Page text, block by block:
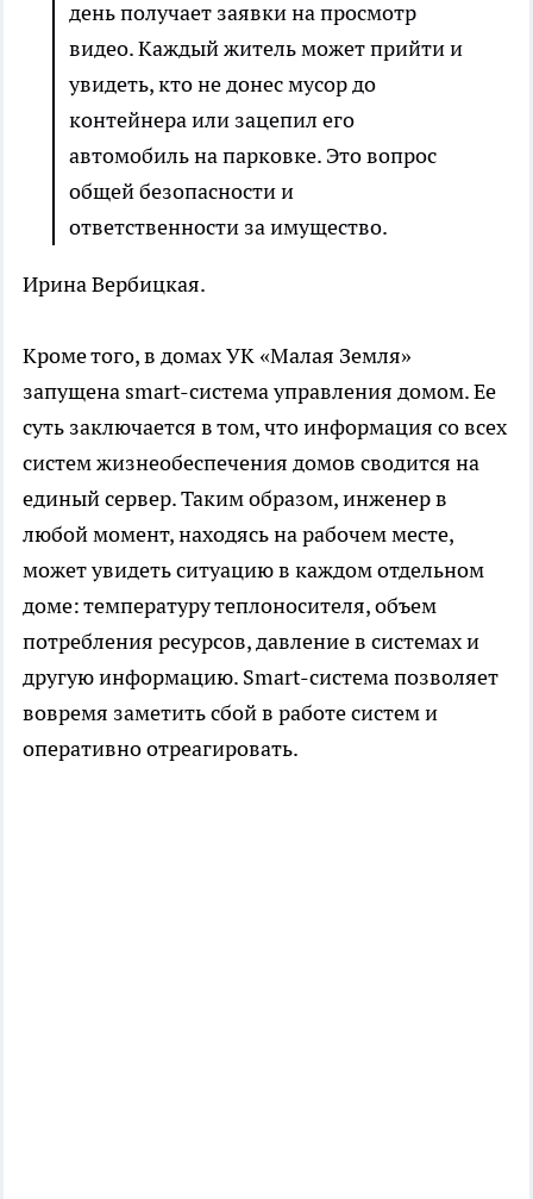
день получает заявки на просмотр
видео. Каждый житель может прийти и
увидеть, кто не донес мусор до
контейнера или зацепил его
автомобиль на парковке. Это вопрос
общей безопасности и
ответственности за имущество.
Ирина Вербицкая.
Кроме того, в домах УК «Малая Земля»
запущена smart-система управления домом. Ее
суть заключается в том, что информация со всех
систем жизнеобеспечения домов сводится на
единый сервер. Таким образом, инженер в
любой момент, находясь на рабочем месте,
может увидеть ситуацию в каждом отдельном
доме: температуру теплоносителя, объем
потребления ресурсов, давление в системах и
другую информацию. Smart-система позволяет
вовремя заметить сбой в работе систем и
оперативно отреагировать.